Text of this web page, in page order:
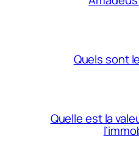
Quels sont
Quelle est la